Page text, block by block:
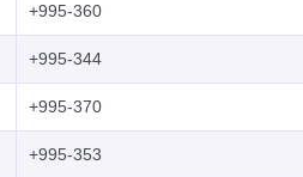
+995-360
+995-344
+995-370
+995-353